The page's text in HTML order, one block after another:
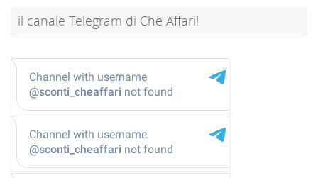
il canale Telegram di Che Affari!